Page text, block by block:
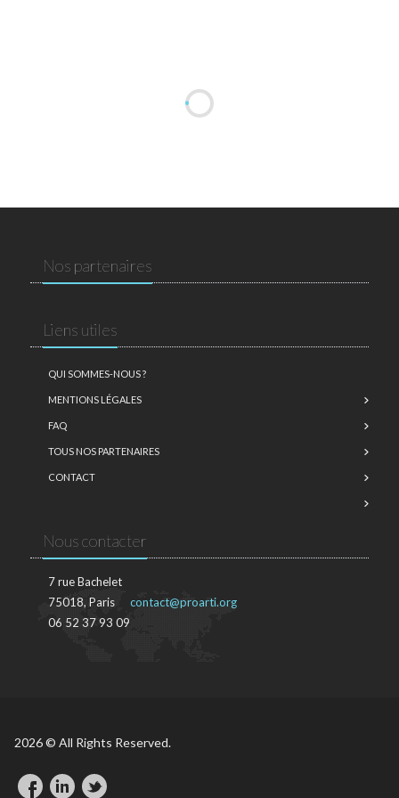
Nos partenaires
Liens utiles
QUI SOMMES-NOUS ?
MENTIONS LÉGALES
FAQ
TOUS NOS PARTENAIRES
CONTACT
Nous contacter
7 rue Bachelet
75018, Paris
06 52 37 93 09
contact@proarti.org
2026 © All Rights Reserved.